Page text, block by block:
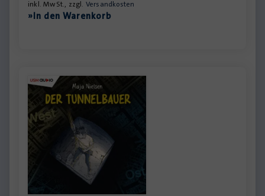
inkl. MwSt., zzgl. Versandkosten
»In den Warenkorb